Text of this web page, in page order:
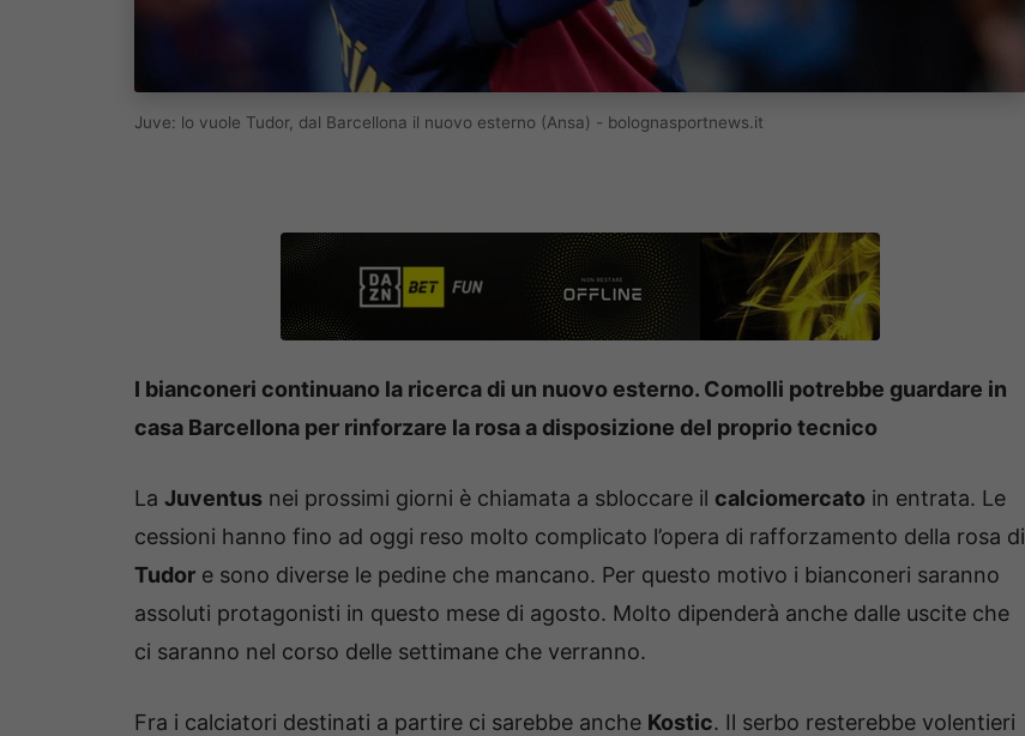
Juve: lo vuole Tudor, dal Barcellona il nuovo esterno (Ansa) - bolognasportnews.it
I bianconeri continuano la ricerca di un nuovo esterno. Comolli potrebbe guardare in
casa Barcellona per rinforzare la rosa a disposizione del proprio tecnico
La Juventus nei prossimi giorni è chiamata a sbloccare il calciomercato in entrata. Le
cessioni hanno fino ad oggi reso molto complicato l’opera di rafforzamento della rosa di
Tudor e sono diverse le pedine che mancano. Per questo motivo i bianconeri saranno
assoluti protagonisti in questo mese di agosto. Molto dipenderà anche dalle uscite che
ci saranno nel corso delle settimane che verranno.
Fra i calciatori destinati a partire ci sarebbe anche Kostic. Il serbo resterebbe volentieri